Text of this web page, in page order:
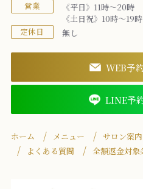
営業
《平日》11時～20時
《土日祝》10時～19時
定休日 無し
WEB予
LINE予
ホーム メニュー サロン案内
よくある質問
全額返金対象